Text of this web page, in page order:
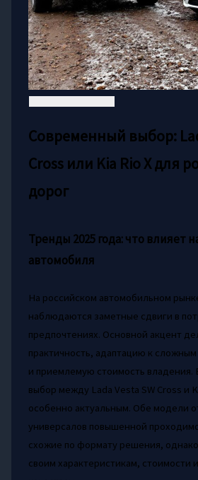
Современный выбор:
Cross или Kia Rio X для
дорог
Тренды 2025 года: что влияет
автомобиля
На российском автомобильном
наблюдаются заметные сдвиги в
предпочтениях. Основной акцент
практичность, адаптацию к
и приемлемую стоимость владения.
выбор между Lada Vesta SW Cross и
особенно актуальным. Обе модели
универсалов повышенной
схожие по формату решения,
своим характеристикам, стоимости